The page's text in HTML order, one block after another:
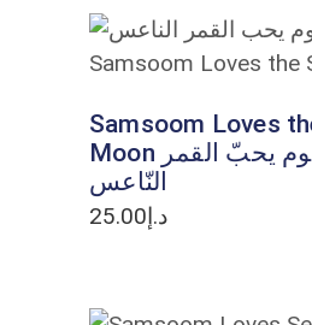
ADD TO
Samsoom Loves
Moon سمسوم يحبّ القمر
النّاعس
د.إ25.00